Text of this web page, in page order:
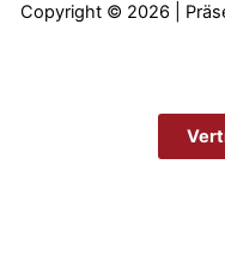
Copyright © 2026 |